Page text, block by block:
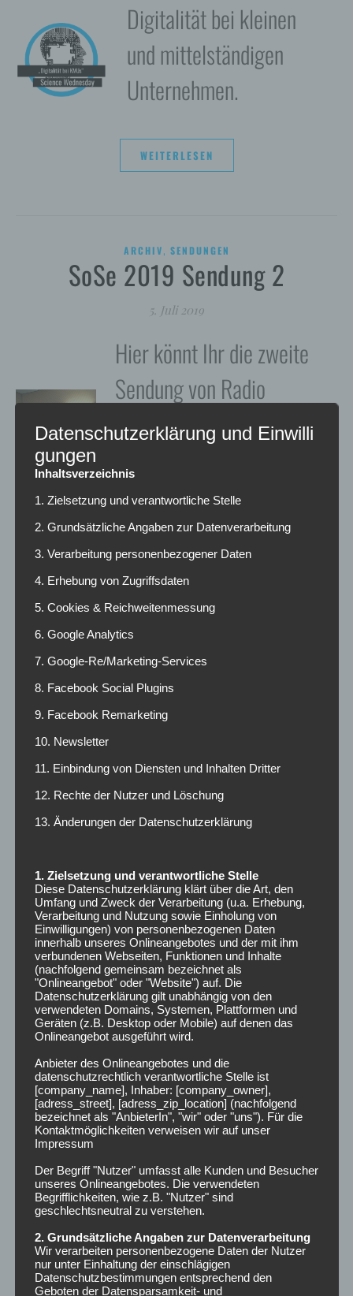
Digitalität bei kleinen
und mittelständigen
Unternehmen.
WEITERLESEN
ARCHIV, SENDUNGEN
SoSe 2019 Sendung 2
5. Juli 2019
Hier könnt Ihr die zweite
Sendung von Radio
Funkloch im
Sommersemester 2019
nachhören!
WEITERLESEN
ARCHIV, BEITRÄGE
Nachhaltigkeit im Studium
5. Juli 2019
8 Low-Budget-Tipps
ARCHIV,BEITRÄGE
Sound and Music Production
5. Juli 2019
Was kommt danach?
WEITERLESEN
ARCHIV,BEITRÄGE
Lernagentur
5. Juli 2019
Datenschutzerklärung und Einwilli
gungen
Inhaltsverzeichnis
1. Zielsetzung und verantwortliche Stelle
2. Grundsätzliche Angaben zur Datenverarbeitung
3. Verarbeitung personenbezogener Daten
4. Erhebung von Zugriffsdaten
5. Cookies & Reichweitenmessung
6. Google Analytics
7. Google-Re/Marketing-Services
8. Facebook Social Plugins
9. Facebook Remarketing
10. Newsletter
11. Einbindung von Diensten und Inhalten Dritter
12. Rechte der Nutzer und Löschung
13. Änderungen der Datenschutzerklärung
1. Zielsetzung und verantwortliche Stelle
Diese Datenschutzerklärung klärt über die Art, den
Umfang und Zweck der Verarbeitung (u.a. Erhebung,
Verarbeitung und Nutzung sowie Einholung von
Einwilligungen) von personenbezogenen Daten
innerhalb unseres Onlineangebotes und der mit ihm
verbundenen Webseiten, Funktionen und Inhalte
(nachfolgend gemeinsam bezeichnet als
"Onlineangebot" oder "Website") auf. Die
Datenschutzerklärung gilt unabhängig von den
verwendeten Domains, Systemen, Plattformen und
Geräten (z.B. Desktop oder Mobile) auf denen das
Onlineangebot ausgeführt wird.
Anbieter des Onlineangebotes und die
datenschutzrechtlich verantwortliche Stelle ist
[company_name], Inhaber: [company_owner],
[adress_street], [adress_zip_location] (nachfolgend
bezeichnet als "AnbieterIn", "wir" oder "uns"). Für die
Kontaktmöglichkeiten verweisen wir auf unser
Impressum
Der Begriff "Nutzer" umfasst alle Kunden und Besucher
unseres Onlineangebotes. Die verwendeten
Begrifflichkeiten, wie z.B. "Nutzer" sind
geschlechtsneutral zu verstehen.
2. Grundsätzliche Angaben zur Datenverarbeitung
Wir verarbeiten personenbezogene Daten der Nutzer
nur unter Einhaltung der einschlägigen
Datenschutzbestimmungen entsprechend den
Geboten der Datensparsamkeit- und